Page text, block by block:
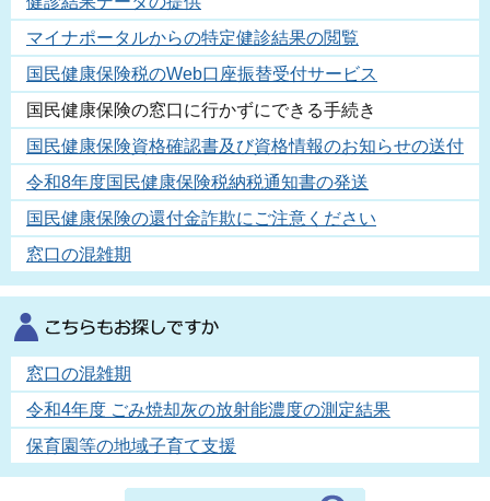
マイナポータルからの特定健診結果の閲覧
国民健康保険税のWeb口座振替受付サービス
国民健康保険の窓口に行かずにできる手続き
国民健康保険資格確認書及び資格情報のお知らせの送付
令和8年度国民健康保険税納税通知書の発送
国民健康保険の還付金詐欺にご注意ください
窓口の混雑期
窓口の混雑期
令和4年度 ごみ焼却灰の放射能濃度の測定結果
保育園等の地域子育て支援